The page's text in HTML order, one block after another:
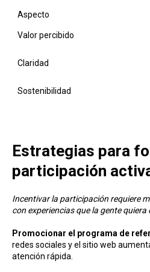
Aspecto
Valor percibido
Claridad
Sostenibilidad
Estrategias para
participación
Incentivar la participación requiere
con experiencias que la gente quiera
Promocionar el programa de
redes sociales y el sitio web
atención rápida.